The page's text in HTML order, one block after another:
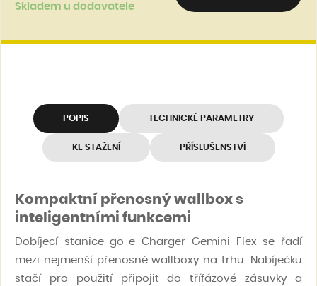
Skladem u dodavatele
POPIS TECHNICKÉ PARAMETRY
KE STAŽENÍ PŘÍSLUŠENSTVÍ
Kompaktní přenosný wallbox s
inteligentními funkcemi
Dobíjecí stanice go-e Charger Gemini Flex se řadí
mezi nejmenší přenosné wallboxy na trhu. Nabíječku
stačí pro použití připojit do třífázové zásuvky a